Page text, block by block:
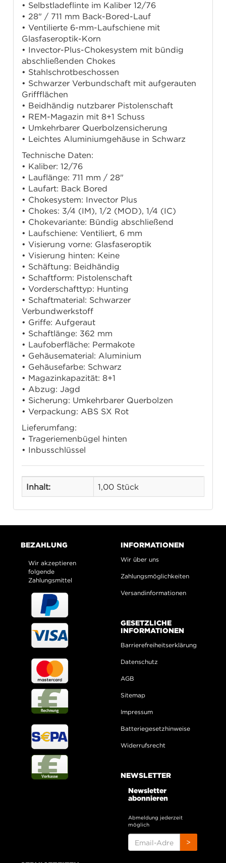
• Selbstladeflinte im Kaliber 12/76
• 28" / 711 mm Back-Bored-Lauf
• Ventilierte 6-mm-Laufschiene mit
Glasfaseroptik-Korn
• Invector-Plus-Chokesystem mit bündig
abschließenden Chokes
• Stahlschrotbeschossen
• Schwarzer Verbundschaft mit aufgerauten
Griffflächen
• Beidhändig nutzbarer Pistolenschaft
• REM-Magazin mit 8+1 Schuss
• Umkehrbarer Querbolzensicherung
• Leichtes Aluminiumgehäuse in Schwarz
Technische Daten:
• Kaliber: 12/76
• Lauflänge: 711 mm / 28"
• Laufart: Back Bored
• Chokesystem: Invector Plus
• Chokes: 3/4 (IM), 1/2 (MOD), 1/4 (IC)
• Chokevariante: Bündig abschließend
• Laufschiene: Ventiliert, 6 mm
• Visierung vorne: Glasfaseroptik
• Visierung hinten: Keine
• Schäftung: Beidhändig
• Schaftform: Pistolenschaft
• Vorderschafttyp: Hunting
• Schaftmaterial: Schwarzer
Verbundwerkstoff
• Griffe: Aufgeraut
• Schaftlänge: 362 mm
• Laufoberfläche: Permakote
• Gehäusematerial: Aluminium
• Gehäusefarbe: Schwarz
• Magazinkapazität: 8+1
• Abzug: Jagd
• Sicherung: Umkehrbarer Querbolzen
• Verpackung: ABS SX Rot
Lieferumfang:
• Trageriemenbügel hinten
• Inbusschlüssel
Inhalt: 1,00 Stück
BEZAHLUNG
Wir akzeptieren
folgende
Zahlungsmittel
INFORMATIONEN
Wir über uns
Zahlungsmöglichkeiten
Versandinformationen
GESETZLICHE
INFORMATIONEN
Barrierefreiheitserklärung
Datenschutz
AGB
Sitemap
Impressum
Batteriegesetzhinweise
Widerrufsrecht
NEWSLETTER
Newsletter
abonnieren
Abmeldung jederzeit
möglich
ADRESSE
>